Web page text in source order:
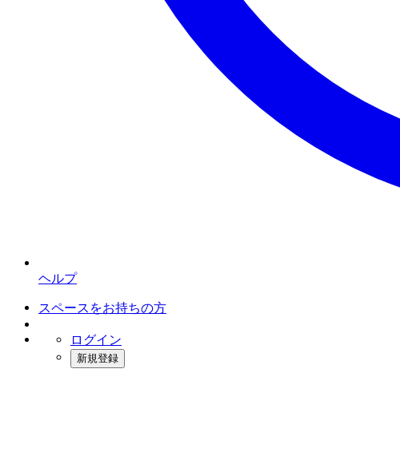
ヘルプ
スペースをお持ちの方
ログイン
新規登録